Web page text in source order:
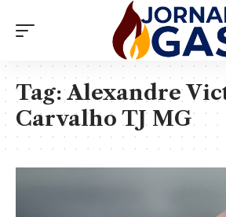
Tag:Alexandre
Carvalho TJ MG